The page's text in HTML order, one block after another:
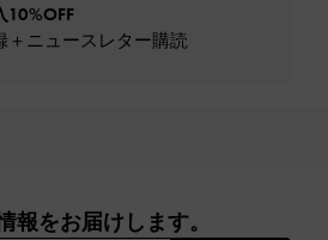
10%OFF
＋ニュースレター購読
報をお届けします。​